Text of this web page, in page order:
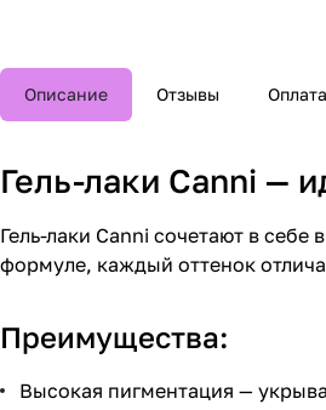
Описание Отзывы Оплата
Гель-лаки Canni —
Гель-лаки Canni сочетают в
формуле, каждый оттенок
Преимущества:
Высокая пигментация —